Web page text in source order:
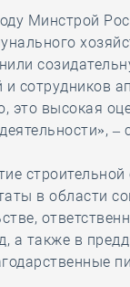
Минстрой
сотрудников
это высокая
–
строительной
в области
а также в